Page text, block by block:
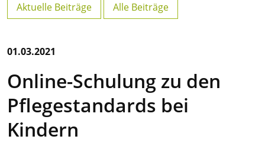
Aktuelle Beiträge Alle Beiträge
01.03.2021
Online-Schulung zu den
Pflegestandards bei
Kindern